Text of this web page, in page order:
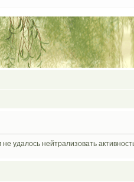
удалось нейтрализовать